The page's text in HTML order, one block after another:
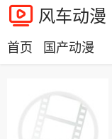
风车动漫
首页 国产动漫